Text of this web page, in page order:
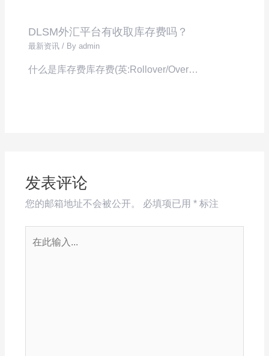
DLSM外汇平台有收取库存费吗？
最新资讯 / Byadmin
什么是库存费库存费(英:Rollover/Over…
发表评论
您的邮箱地址不会被公开。 必填项已用 *标注